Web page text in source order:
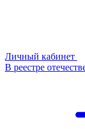
Личный кабинет
В реестре